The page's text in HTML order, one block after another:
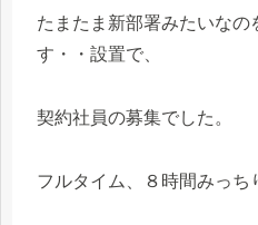
たまたま新部署みたいなの
す・・設置で、
契約社員の募集でした。
フルタイム、８時間みっち